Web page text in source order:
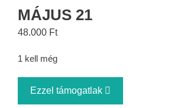
MÁJUS 21
48.000 Ft
1 kell még
Ezzel támogatlak